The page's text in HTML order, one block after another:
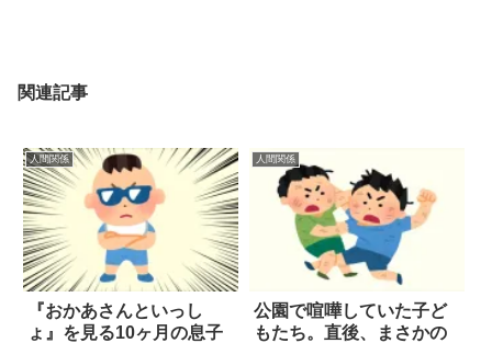
関連記事
人間関係
『おかあさんといっし
ょ』を見る10ヶ月の息子
人間関係
公園で喧嘩していた子ど
もたち。直後、まさかの